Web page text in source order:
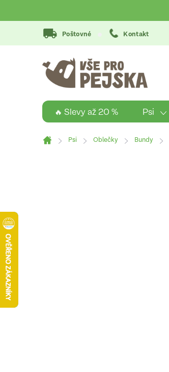
na
Poštovné Kontakt
🔥 Slevy až 20 % Psi
Domů
Psi Oblečky Bundy